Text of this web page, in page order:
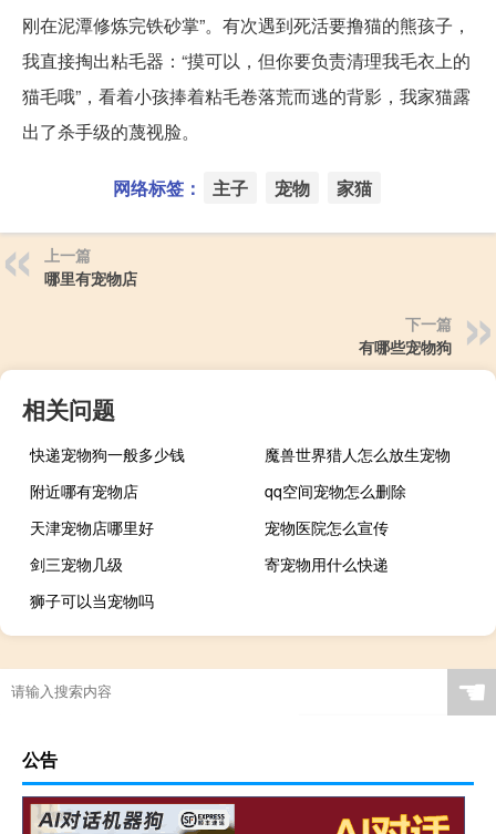
刚在泥潭修炼完铁砂掌”。有次遇到死活要撸猫的熊孩子，
我直接掏出粘毛器：“摸可以，但你要负责清理我毛衣上的
猫毛哦”，看着小孩捧着粘毛卷落荒而逃的背影，我家猫露
出了杀手级的蔑视脸。
网络标签： 主子 宠物 家猫
上一篇
哪里有宠物店
下一篇
有哪些宠物狗
相关问题
快递宠物狗一般多少钱
魔兽世界猎人怎么放生宠物
附近哪有宠物店
qq空间宠物怎么删除
天津宠物店哪里好
宠物医院怎么宣传
剑三宠物几级
寄宠物用什么快递
狮子可以当宠物吗
☚
公告